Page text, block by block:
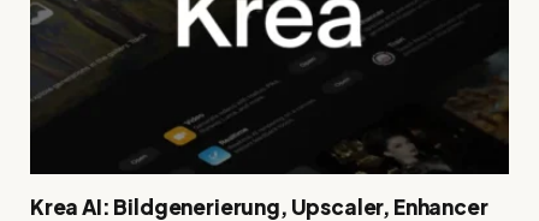
Krea AI: Bildgenerierung, Upscaler, Enhancer